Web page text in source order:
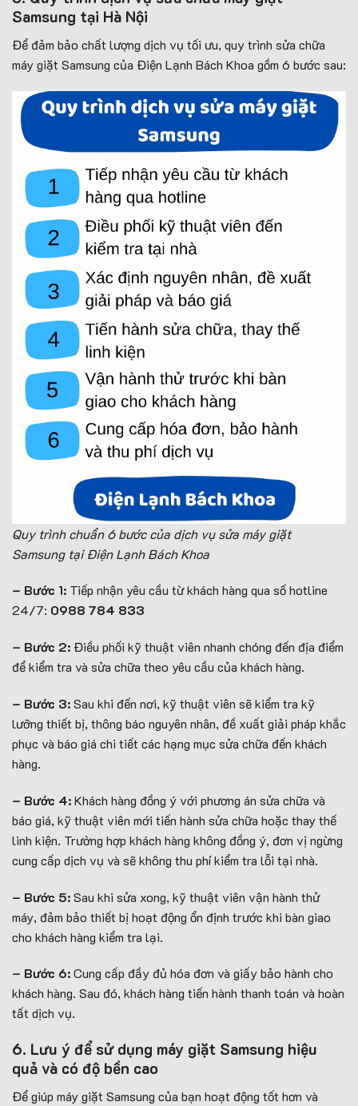
Samsung tại Hà Nội
Để đảm bảo chất lượng dịch vụ tối ưu, quy trình sửa chữa
máy giặt Samsung của Điện Lạnh Bách Khoa gồm 6 bước sau:
Quy trình chuẩn 6 bước của dịch vụ sửa máy giặt
Samsung tại Điện Lạnh Bách Khoa
– Bước 1: Tiếp nhận yêu cầu từ khách hàng qua số hotline
24/7: 0988 784 833
– Bước 2: Điều phối kỹ thuật viên nhanh chóng đến địa điểm
để kiểm tra và sửa chữa theo yêu cầu của khách hàng.
– Bước 3:Sau khi đến nơi, kỹ thuật viên sẽ kiểm tra kỹ
lưỡng thiết bị, thông báo nguyên nhân, đề xuất giải pháp khắc
phục và báo giá chi tiết các hạng mục sửa chữa đến khách
hàng.
– Bước 4:Khách hàng đồng ý với phương án sửa chữa và
báo giá, kỹ thuật viên mới tiến hành sửa chữa hoặc thay thế
linh kiện. Trường hợp khách hàng không đồng ý, đơn vị ngừng
cung cấp dịch vụ và sẽ không thu phí kiểm tra lỗi tại nhà.
– Bước 5:Sau khi sửa xong, kỹ thuật viên vận hành thử
máy, đảm bảo thiết bị hoạt động ổn định trước khi bàn giao
cho khách hàng kiểm tra lại.
– Bước 6:Cung cấp đầy đủ hóa đơn và giấy bảo hành cho
khách hàng. Sau đó, khách hàng tiến hành thanh toán và hoàn
tất dịch vụ.
6. Lưu ý để sử dụng máy giặt Samsung hiệu
quả và có độ bền cao
Để giúp máy giặt Samsung của bạn hoạt động tốt hơn và